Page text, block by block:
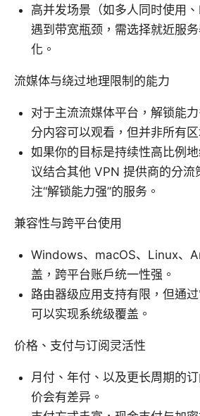
高并发场景（如多人同时使用
遇到带宽瓶颈，需选择就近服
化。
流媒体与绕过地理限制的能力
对于主流流媒体平台，解锁能
分内容可以观看，但并非所有
如果你的目标是持续性高比例
议结合其他 VPN 提供商的分流
注“解锁能力强”的服务。
兼容性与跨平台使用
Windows、macOS、Linux、
盖，跨平台账户统一性强。
路由器级应用支持有限，但通
可以实现系统级覆盖。
价格、支付与订阅灵活性
月付、年付、以及更长周期的
价会有差异。